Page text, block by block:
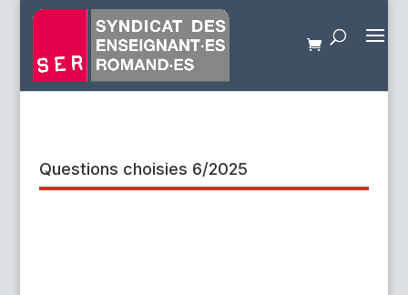
Questions choisies 6/2025